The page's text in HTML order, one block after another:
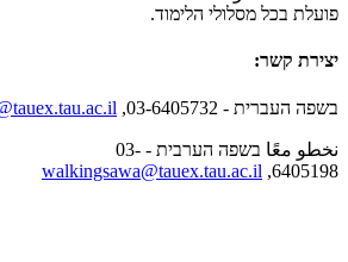
פועלת בכל מסלולי הלימוד.
יצירת קשר:
בשפה העברית - 03-6405732,
نخطو معًا בשפה הערבית - 03-
6405198,
walkingsawa@tauex.tau.ac.il